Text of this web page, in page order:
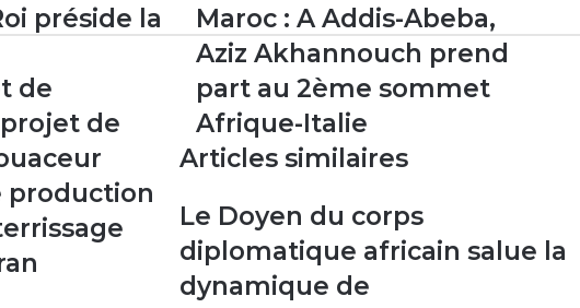
préside la
de
de
production
Maroc :
A
Addis-
Abeba,
Aziz
Akhannouch
prend
part
2ème
sommet
Afrique-
Italie
Maroc : A Addis-Abeba,
Aziz Akhannouch prend
part au 2ème sommet
Afrique-Italie
Articles similaires
Le Doyen du corps
diplomatique africain salue la
dynamique de